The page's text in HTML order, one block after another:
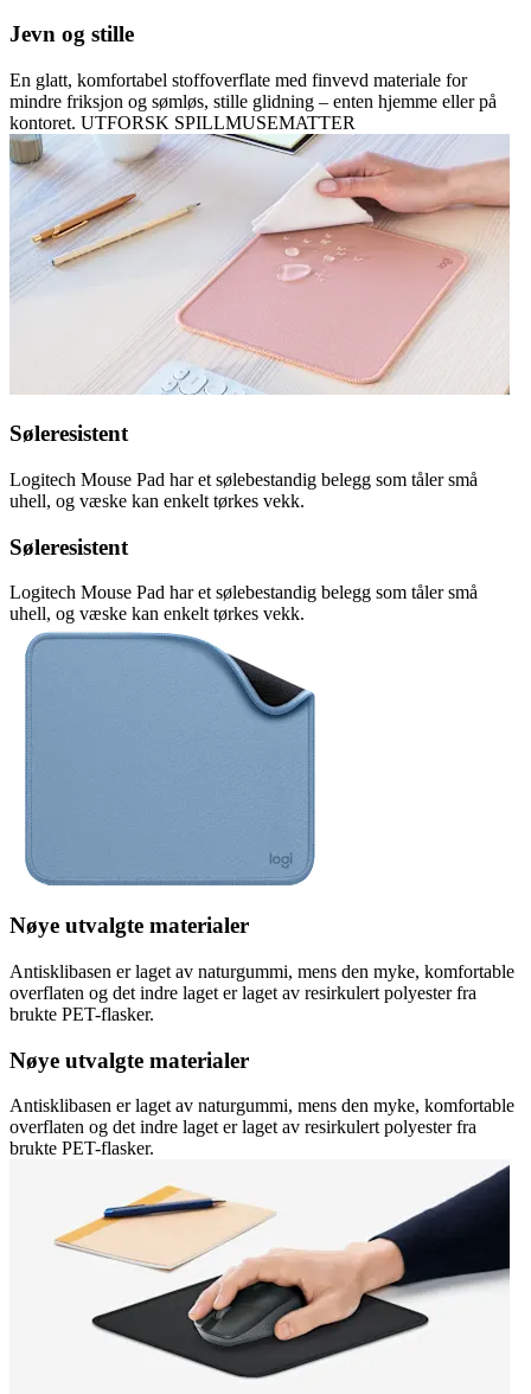
Jevn og stille
En glatt, komfortabel stoffoverflate med finvevd materiale for
mindre friksjon og sømløs, stille glidning – enten hjemme eller på
kontoret. UTFORSK SPILLMUSEMATTER
Søleresistent
Logitech Mouse Pad har et sølebestandig belegg som tåler små
uhell, og væske kan enkelt tørkes vekk.
Søleresistent
Logitech Mouse Pad har et sølebestandig belegg som tåler små
uhell, og væske kan enkelt tørkes vekk.
Nøye utvalgte materialer
Antisklibasen er laget av naturgummi, mens den myke, komfortable
overflaten og det indre laget er laget av resirkulert polyester fra
brukte PET-flasker.
Nøye utvalgte materialer
Antisklibasen er laget av naturgummi, mens den myke, komfortable
overflaten og det indre laget er laget av resirkulert polyester fra
brukte PET-flasker.